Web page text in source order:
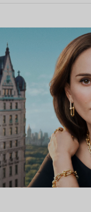
IHRER NÄHE FINDEN